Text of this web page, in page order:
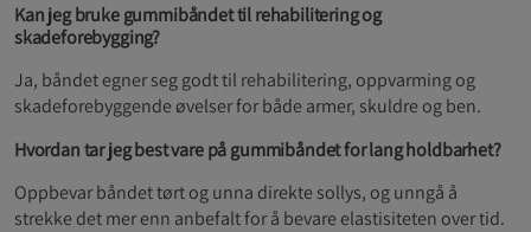
Kan jeg bruke gummibåndet til rehabilitering og
skadeforebygging?
Ja, båndet egner seg godt til rehabilitering, oppvarming og
skadeforebyggende øvelser for både armer, skuldre og ben.
Hvordan tar jeg best vare på gummibåndet for lang holdbarhet?
Oppbevar båndet tørt og unna direkte sollys, og unngå å
strekke det mer enn anbefalt for å bevare elastisiteten over tid.